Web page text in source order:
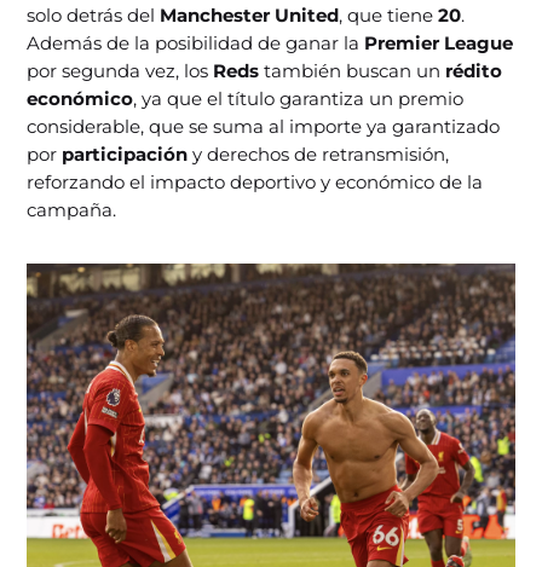
solo detrás del Manchester United, que tiene20.
Además de la posibilidad de ganar la Premier League
por segunda vez, los Redstambién buscan un rédito
económico, ya que el título garantiza un premio
considerable, que se suma al importe ya garantizado
por participacióny derechos de retransmisión,
reforzando el impacto deportivo y económico de la
campaña.